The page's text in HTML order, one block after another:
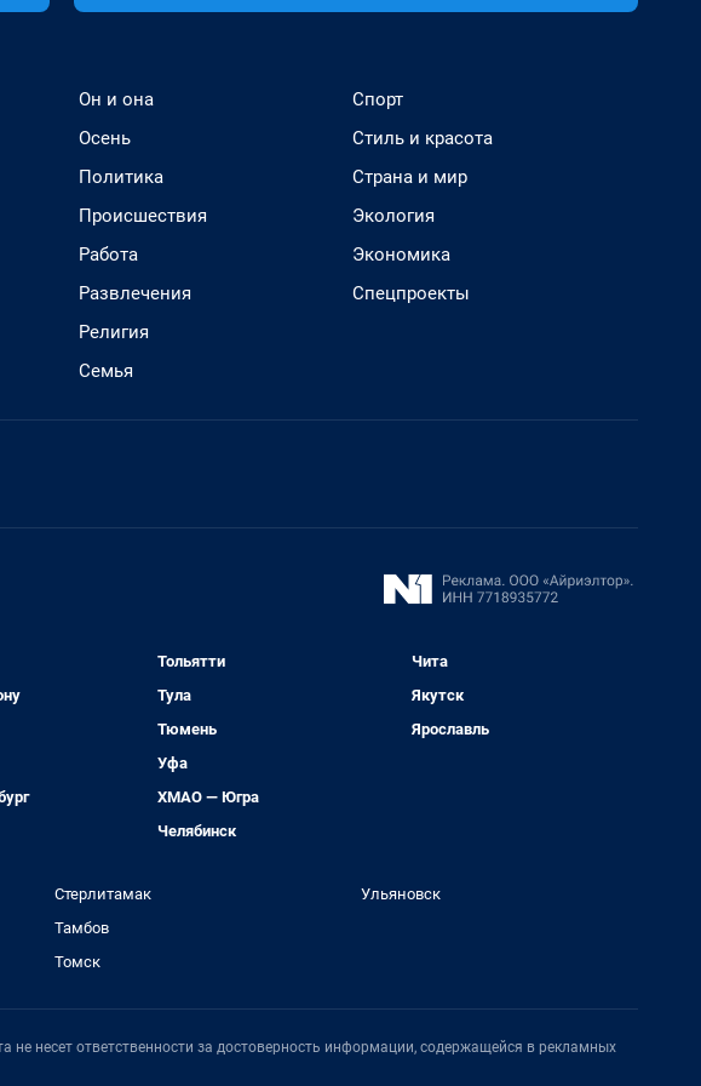
Он и она
Осень
Политика
Происшествия
Работа
Развлечения
Религия
Семья
Спорт
Стиль и красота
Страна и мир
Экология
Экономика
Спецпроекты
Тольятти
Тула
Тюмень
Уфа
ХМАО — Югра
Челябинск
Чита
Якутск
Ярославль
Стерлитамак
Тамбов
Томск
Ульяновск
не несет ответственности за достоверность информации, содержащейся в рекламных